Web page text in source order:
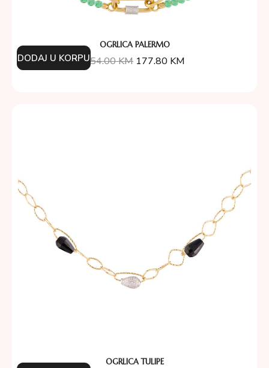
OGRLICA PALERMO
254.00KM 177.80 KM
DODAJ U KORPU
OGRLICA TULIPE